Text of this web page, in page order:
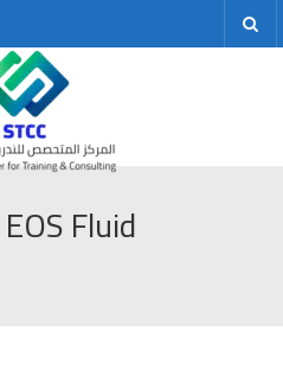
Fluid